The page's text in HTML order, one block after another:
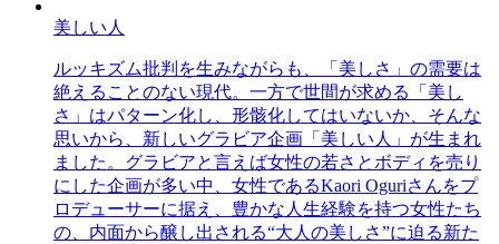
美しい人
ルッキズム批判を生みながらも、「美しさ」の需要は
絶えることのない現代。一方で世間が求める「美し
さ」はパターン化し、形骸化してはいないか、そんな
思いから、新しいグラビア企画「美しい人」が生まれ
ました。グラビアと言えば女性の若さとボディを売り
にした企画が多い中、女性であるKaori Oguriさんをプ
ロデューサーに据え、豊かな人生経験を持つ女性たち
の、内面から醸し出される“大人の美しさ”に迫る新た